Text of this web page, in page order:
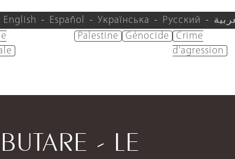
English Español Українська Русский
Palestine Génocide
Crime
d'agression
- LE